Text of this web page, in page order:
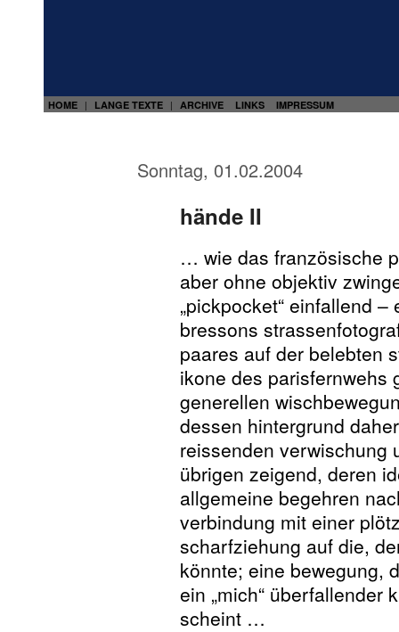
HOME | LANGE TEXTE | ARCHIVE LINKS IMPRESSUM
Sonntag, 01.02.2004
hände II
… wie das französische
aber ohne objektiv
„pickpocket“ einfallend
bressons
paares auf der belebten
ikone des parisfernwehs
generellen
dessen hintergrund
reissenden verwischung
übrigen zeigend, deren
allgemeine begehren
verbindung mit einer
scharfziehung auf die,
könnte; eine bewegung,
ein „mich“ überfallender
scheint …